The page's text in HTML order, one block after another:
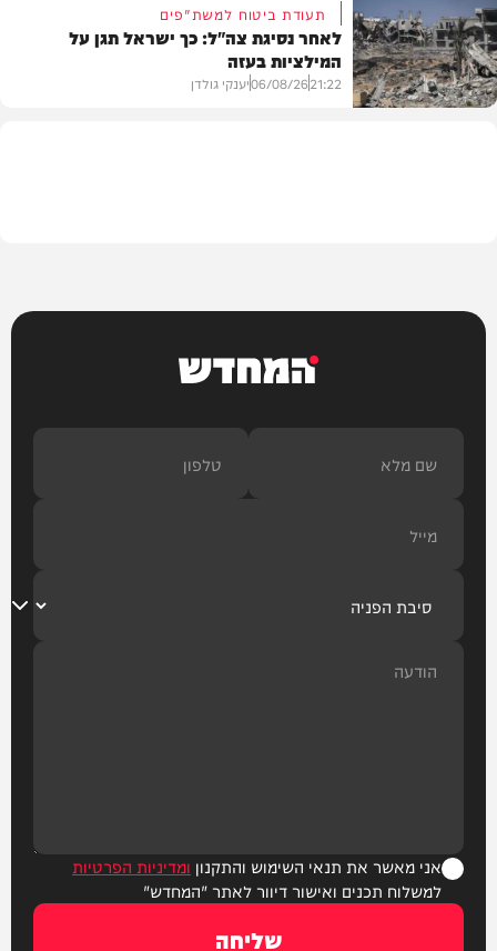
צבא וביטחון
תעודת ביטוח למשת"פים
לאחר נסיגת צה"ל: כך ישראל תגן על
המילציות בעזה
21:22
06/08/26יענקי גולדן
המחדש
אני מאשר את תנאי השימוש והתקנון ומדיניות הפרטיות
למשלוח תכנים ואישור דיוור לאתר "המחדש"
שליחה